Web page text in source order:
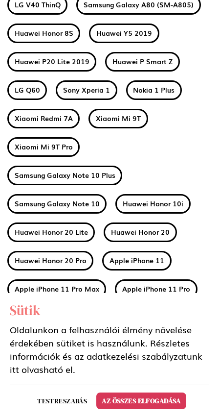
LG V40 ThinQ Samsung Galaxy A80 (SM-A805)
Huawei Honor 8S Huawei Y5 2019
Huawei P20 Lite 2019 Huawei P Smart Z
LG Q60 Sony Xperia 1 Nokia 1 Plus
Xiaomi Redmi 7A Xiaomi Mi 9T
Xiaomi Mi 9T Pro
Samsung Galaxy Note 10 Plus
Samsung Galaxy Note 10 Huawei Honor 10i
Huawei Honor 20 Lite Huawei Honor 20
Huawei Honor 20 Pro Apple iPhone 11
Apple iPhone 11 Pro Max Apple iPhone 11 Pro
Huawei Mate 30
Nokia 2 2019 (2.2) Nokia 3 2019 (3.2)
Nokia 4 2019 (4.2)
Samsung Galaxy Tab S6 10.5 LTE
Sütik
Oldalunkon a felhasználói élmény növelése
érdekében sütiket is használunk. Részletes
információk és az adatkezelési szabályzatunk
itt olvasható el.
TESTRESZABÁS AZ ÖSSZES ELFOGADÁSA